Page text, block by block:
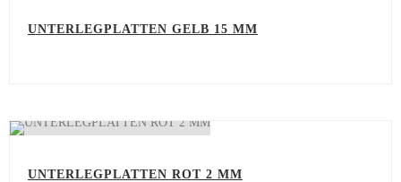
UNTERLEGPLATTEN GELB 15 MM
UNTERLEGPLATTEN ROT 2 MM